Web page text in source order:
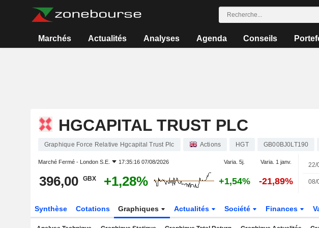
Marchés Actualités Analyses Agenda Conseils
HGCAPITAL TRUST PLC
Graphique Force Relative Hgcapital Trust Plc Actions HGT GB00BJ0LT190
Marché Fermé - London S.E. 17:35:16 07/08/2026 Varia. 5j. Varia. 1 janv.
396,00 GBX +1,28% +1,54% -21,89%
22/
08/
Synthèse Cotations Graphiques Actualités Société Finances